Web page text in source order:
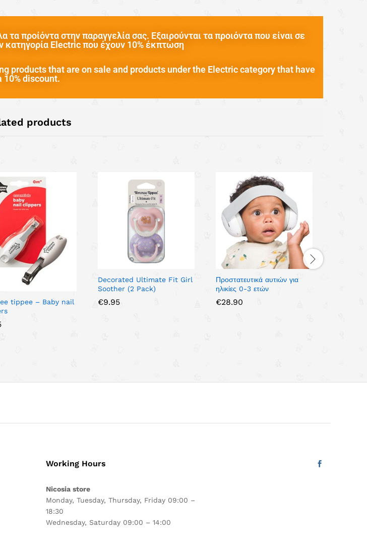
προίόντα στην παραγγελία σας. Εξαιρούνται τα προιόντα που είναι σε
κατηγορία Electric που έχουν 10% έκπτωση
products that are on sale and products under the Electric category that have
10% discount.
products
tippee – Baby nail
Decorated Ultimate Fit Girl
Soother (2 Pack)
€9.95
Προστατευτικά αυτιών για
ηλικίες 0-3 ετών
€28.90
Working Hours
Nicosia store
Monday, Tuesday, Thursday, Friday 09:00 –
18:30
Wednesday, Saturday 09:00 – 14:00